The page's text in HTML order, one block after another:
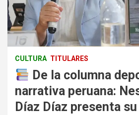
CULTURA TITULARES
De la columna
narrativa peruana:
Díaz Díaz presenta su